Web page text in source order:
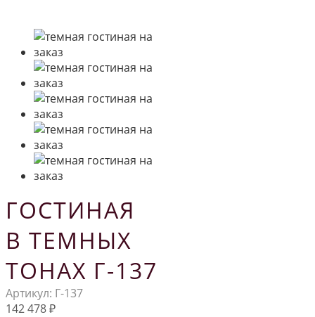
ГОСТИНАЯ
В ТЕМНЫХ
ТОНАХ Г-137
Артикул: Г-137
142 478₽